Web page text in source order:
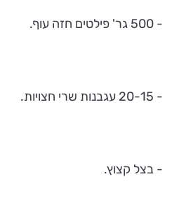
- 500 גר' פילטים חזה עוף.
- 20-15 עגבנות שרי חצויות.
- בצל קצוץ.